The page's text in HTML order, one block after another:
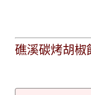
礁溪碳烤胡椒